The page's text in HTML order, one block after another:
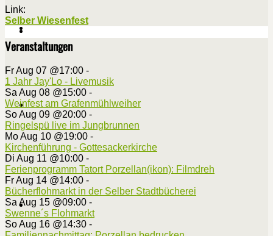
Link:
Selber Wiesenfest
Veranstaltungen
Fr Aug 07 @17:00 -
1 Jahr Jay'Lo - Livemusik
Sa Aug 08 @15:00 -
Weinfest am Grafenmühlweiher
So Aug 09 @20:00 -
Ringelspü live im Jungbrunnen
Mo Aug 10 @19:00 -
Kirchenführung - Gottesackerkirche
Di Aug 11 @10:00 -
Ferienprogramm Tatort Porzellan(ikon): Filmdreh
Fr Aug 14 @14:00 -
Bücherflohmarkt in der Selber Stadtbücherei
Sa Aug 15 @09:00 -
Swenne´s Flohmarkt
So Aug 16 @14:30 -